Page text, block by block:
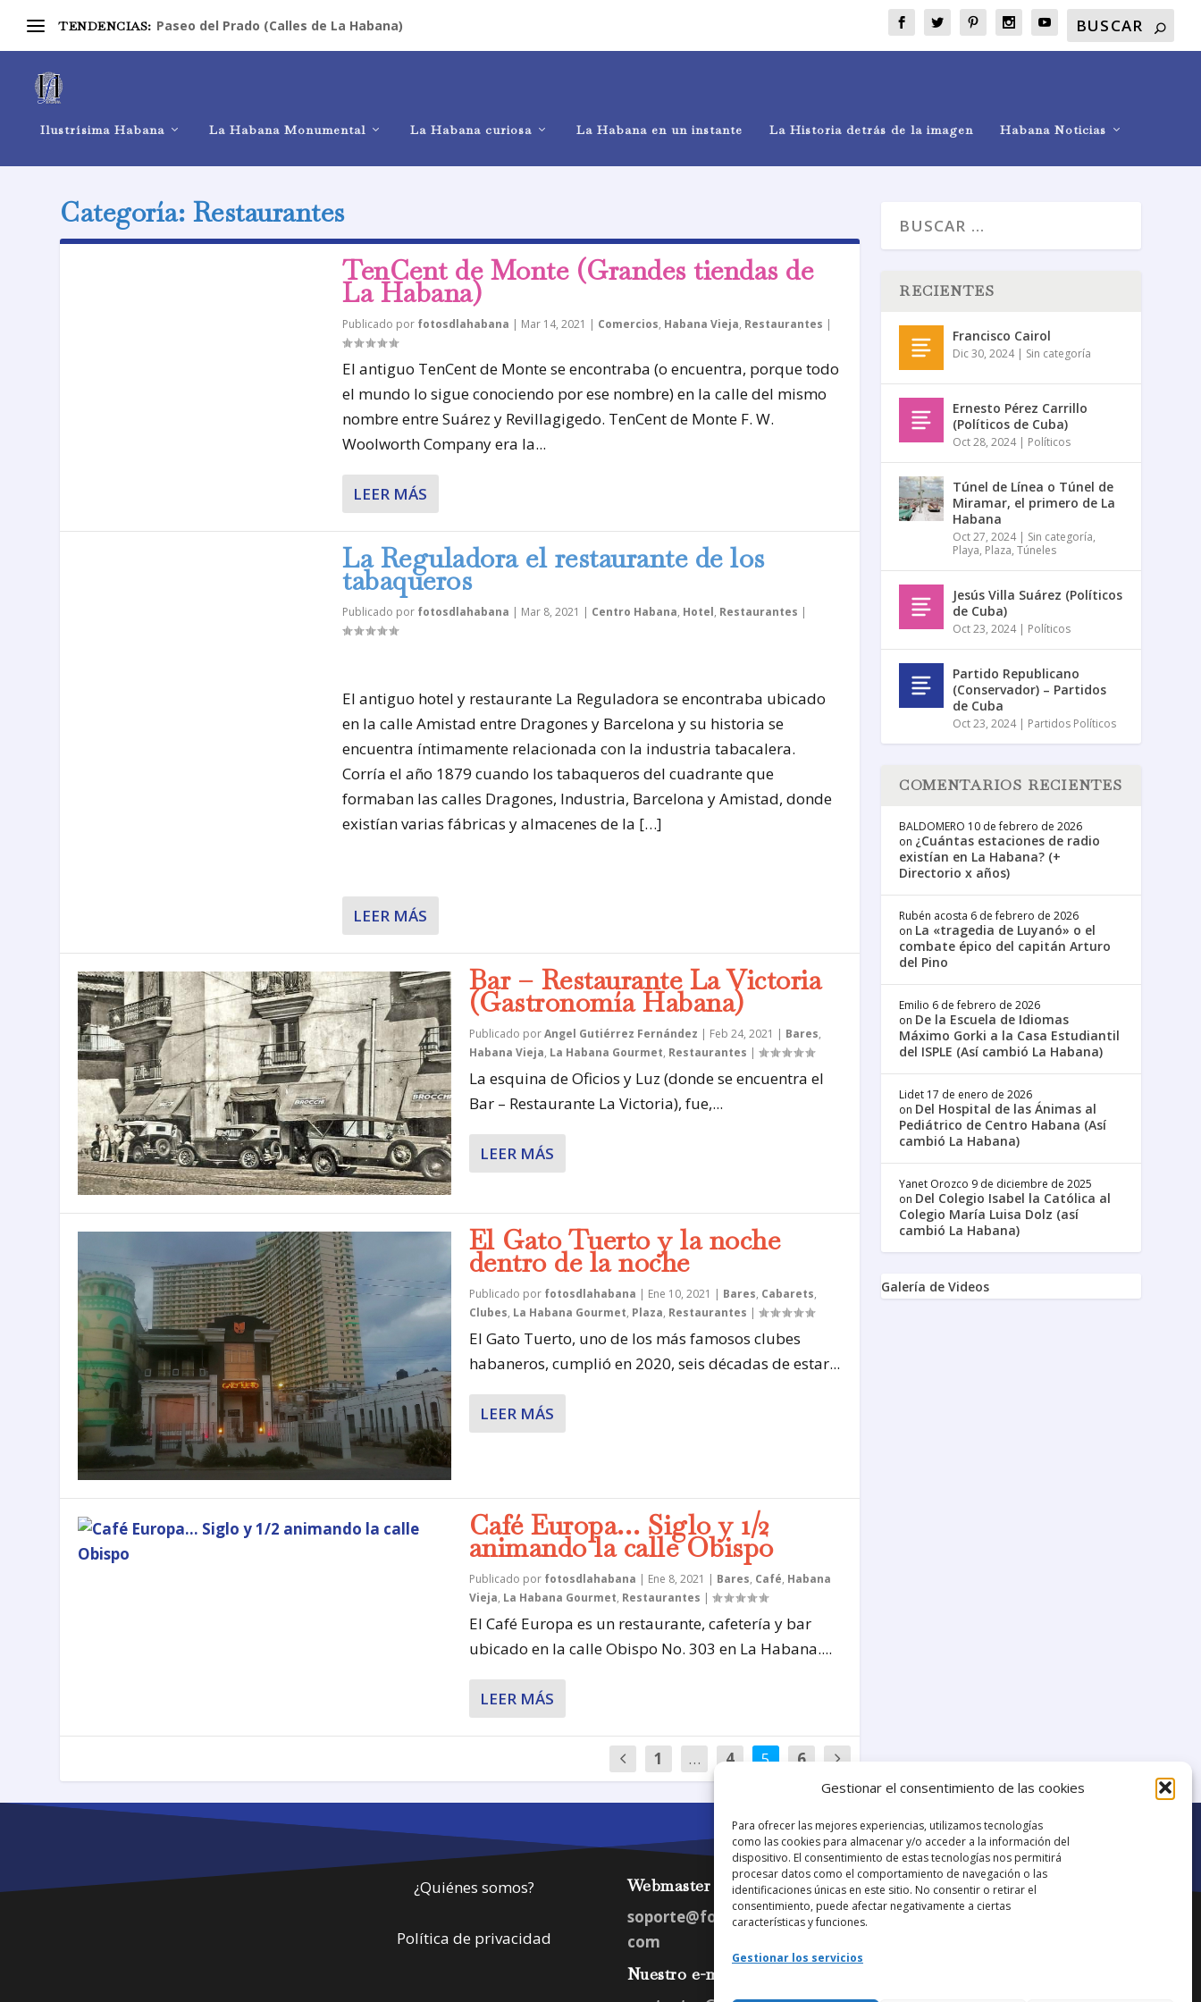
Gestionar el consentimiento de las cookies
Para ofrecer las mejores experiencias, utilizamos tecnologías
como las cookies para almacenar y/o acceder a la información del
dispositivo. El consentimiento de estas tecnologías nos permitirá
procesar datos como el comportamiento de navegación o las
identificaciones únicas en este sitio. No consentir o retirar el
consentimiento, puede afectar negativamente a ciertas
características y funciones.
Gestionar los servicios
TENDENCIAS: Paseo del Prado (Calles de La Habana)
Ilustrísima Habana La Habana Monumental La Habana curiosa La Habana en un instante La Historia detrás de la imagen Habana Noticias
Categoría: Restaurantes
TenCent de Monte (Grandes tiendas de
La Habana)
Publicado por fotosdlahabana | Mar 14, 2021 | Comercios, Habana Vieja, Restaurantes |
El antiguo TenCent de Monte se encontraba (o encuentra, porque todo
el mundo lo sigue conociendo por ese nombre) en la calle del mismo
nombre entre Suárez y Revillagigedo. TenCent de Monte F. W.
Woolworth Company era la...
LEER MÁS
La Reguladora el restaurante de los
tabaqueros
Publicado por fotosdlahabana | Mar 8, 2021 | Centro Habana, Hotel, Restaurantes |
El antiguo hotel y restaurante La Reguladora se encontraba ubicado
en la calle Amistad entre Dragones y Barcelona y su historia se
encuentra íntimamente relacionada con la industria tabacalera.
Corría el año 1879 cuando los tabaqueros del cuadrante que
formaban las calles Dragones, Industria, Barcelona y Amistad, donde
existían varias fábricas y almacenes de la […]
LEER MÁS
Bar – Restaurante La Victoria
(Gastronomía Habana)
Publicado porAngel Gutiérrez Fernández | Feb 24, 2021 | Bares,
Habana Vieja, La Habana Gourmet, Restaurantes |
La esquina de Oficios y Luz (donde se encuentra el
Bar – Restaurante La Victoria), fue,...
LEER MÁS
El Gato Tuerto y la noche
dentro de la noche
Publicado por fotosdlahabana | Ene 10, 2021 | Bares, Cabarets,
Clubes, La Habana Gourmet, Plaza, Restaurantes |
El Gato Tuerto, uno de los más famosos clubes
habaneros, cumplió en 2020, seis décadas de estar...
LEER MÁS
Café Europa… Siglo y 1/2
animando la calle Obispo
Publicado por fotosdlahabana | Ene 8, 2021 | Bares, Café, Habana
Vieja, La Habana Gourmet, Restaurantes |
El Café Europa es un restaurante, cafetería y bar
ubicado en la calle Obispo No. 303 en La Habana....
LEER MÁS
1 … 4 5 6
RECIENTES
Francisco Cairol
Dic 30, 2024| Sin categoría
Ernesto Pérez Carrillo
(Políticos de Cuba)
Oct 28, 2024| Políticos
Túnel de Línea o Túnel de
Miramar, el primero de La
Habana
Oct 27, 2024| Sin categoría,
Playa, Plaza,Túneles
Jesús Villa Suárez (Políticos
de Cuba)
Oct 23, 2024| Políticos
Partido Republicano
(Conservador) – Partidos
de Cuba
Oct 23, 2024| Partidos Políticos
COMENTARIOS RECIENTES
BALDOMERO 10 de febrero de 2026
on ¿Cuántas estaciones de radio
existían en La Habana? (+
Directorio x años)
Rubén acosta 6 de febrero de 2026
on La «tragedia de Luyanó» o el
combate épico del capitán Arturo
del Pino
Emilio 6 de febrero de 2026
on De la Escuela de Idiomas
Máximo Gorki a la Casa Estudiantil
del ISPLE (Así cambió La Habana)
Lidet 17 de enero de 2026
on Del Hospital de las Ánimas al
Pediátrico de Centro Habana (Así
cambió La Habana)
Yanet Orozco 9 de diciembre de 2025
on Del Colegio Isabel la Católica al
Colegio María Luisa Dolz (así
cambió La Habana)
Galería de Videos
¿Quiénes somos?
Política de privacidad
Webmaster
soporte@fotosdlahabana.
com
Nuestro e-mail:
Ir al grupo de